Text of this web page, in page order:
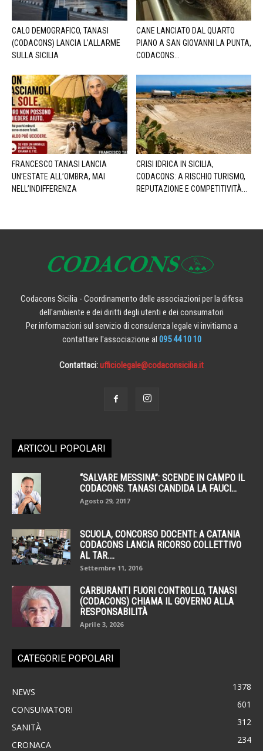
CALO DEMOGRAFICO, TANASI
(CODACONS) LANCIA L’ALLARME
SULLA SICILIA
CANE LANCIATO DAL QUARTO
PIANO A SAN GIOVANNI LA PUNTA,
CODACONS...
FRANCESCO TANASI LANCIA
UN’ESTATE ALL’OMBRA, MAI
NELL’INDIFFERENZA
CRISI IDRICA IN SICILIA,
CODACONS: A RISCHIO TURISMO,
REPUTAZIONE E COMPETITIVITÀ...
Codacons Sicilia - Coordinamento delle associazioni per la difesa
dell'ambiente e dei diritti degli utenti e dei consumatori
Per informazioni sul servizio di consulenza legale vi invitiamo a
contattare l'associazione al 095 44 10 10
Contattaci:ufficiolegale@codaconsicilia.it
ARTICOLI POPOLARI
“SALVARE MESSINA”: SCENDE IN CAMPO IL
CODACONS. TANASI CANDIDA LA FAUCI...
Agosto 29, 2017
SCUOLA, CONCORSO DOCENTI: A CATANIA
CODACONS LANCIA RICORSO COLLETTIVO
AL TAR....
Settembre 11, 2016
CARBURANTI FUORI CONTROLLO, TANASI
(CODACONS) CHIAMA IL GOVERNO ALLA
RESPONSABILITÀ
Aprile 3, 2026
CATEGORIE POPOLARI
NEWS 1378
CONSUMATORI 601
SANITÀ 312
CRONACA 234